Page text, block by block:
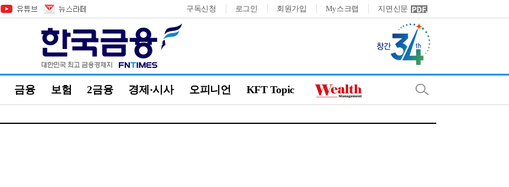
구독신청 로그인 회원가입 My스크랩 지면신문
금융 보험 2금융 경제·시사 오피니언 KFT Topic